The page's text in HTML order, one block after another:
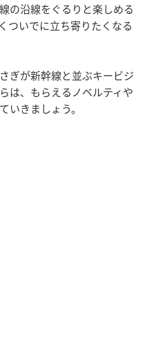
の沿線をぐるりと楽しめる
ついでに立ち寄りたくなる
ぎが新幹線と並ぶキービジ
、もらえるノベルティや
いきましょう。